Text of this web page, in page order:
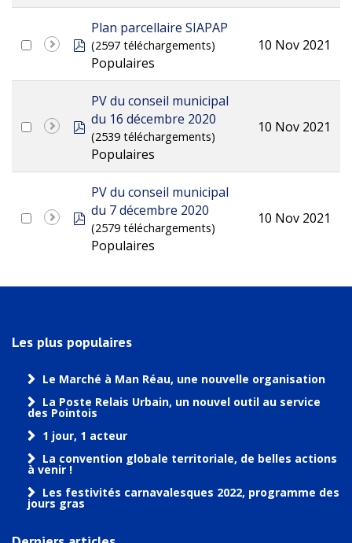
pdf
Plan parcellaire SIAPAP
(2597 téléchargements)
Populaires
10 Nov 2021
pdf
PV du conseil municipal
du 16 décembre 2020
(2539 téléchargements)
Populaires
10 Nov 2021
pdf
PV du conseil municipal
du 7 décembre 2020
(2579 téléchargements)
Populaires
10 Nov 2021
Les plus populaires
Le Marché à Man Réau, une nouvelle organisation
La Poste Relais Urbain, un nouvel outil au service
des Pointois
1 jour, 1 acteur
La convention globale territoriale, de belles actions
à venir !
Les festivités carnavalesques 2022, programme des
jours gras